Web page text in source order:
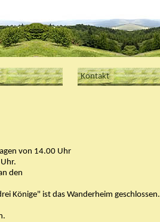
Kontakt
von 14.00 Uhr
den
Könige" ist das Wanderheim geschlossen.